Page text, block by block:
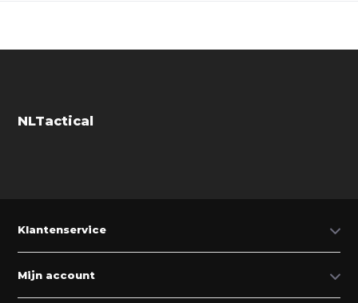
NLTactical
Klantenservice
Mijn account